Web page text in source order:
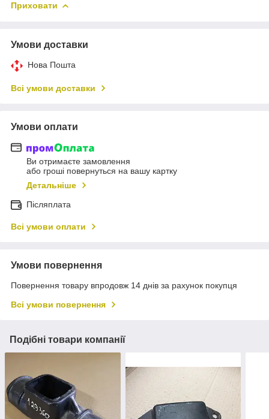
Приховати
Умови доставки
Нова Пошта
Всі умови доставки
Умови оплати
Ви отримаєте замовлення
або гроші повернуться на вашу картку
Детальніше
Післяплата
Всі умови оплати
Умови повернення
Повернення товару впродовж 14 днів за рахунок покупця
Всі умови повернення
Подібні товари компанії